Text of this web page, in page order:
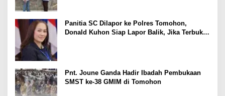
Panitia SC Dilapor ke Polres Tomohon,
Donald Kuhon Siap Lapor Balik, Jika Terbukti
Pnt. Joune Ganda Hadir Ibadah Pembukaan
SMST ke-38 GMIM di Tomohon